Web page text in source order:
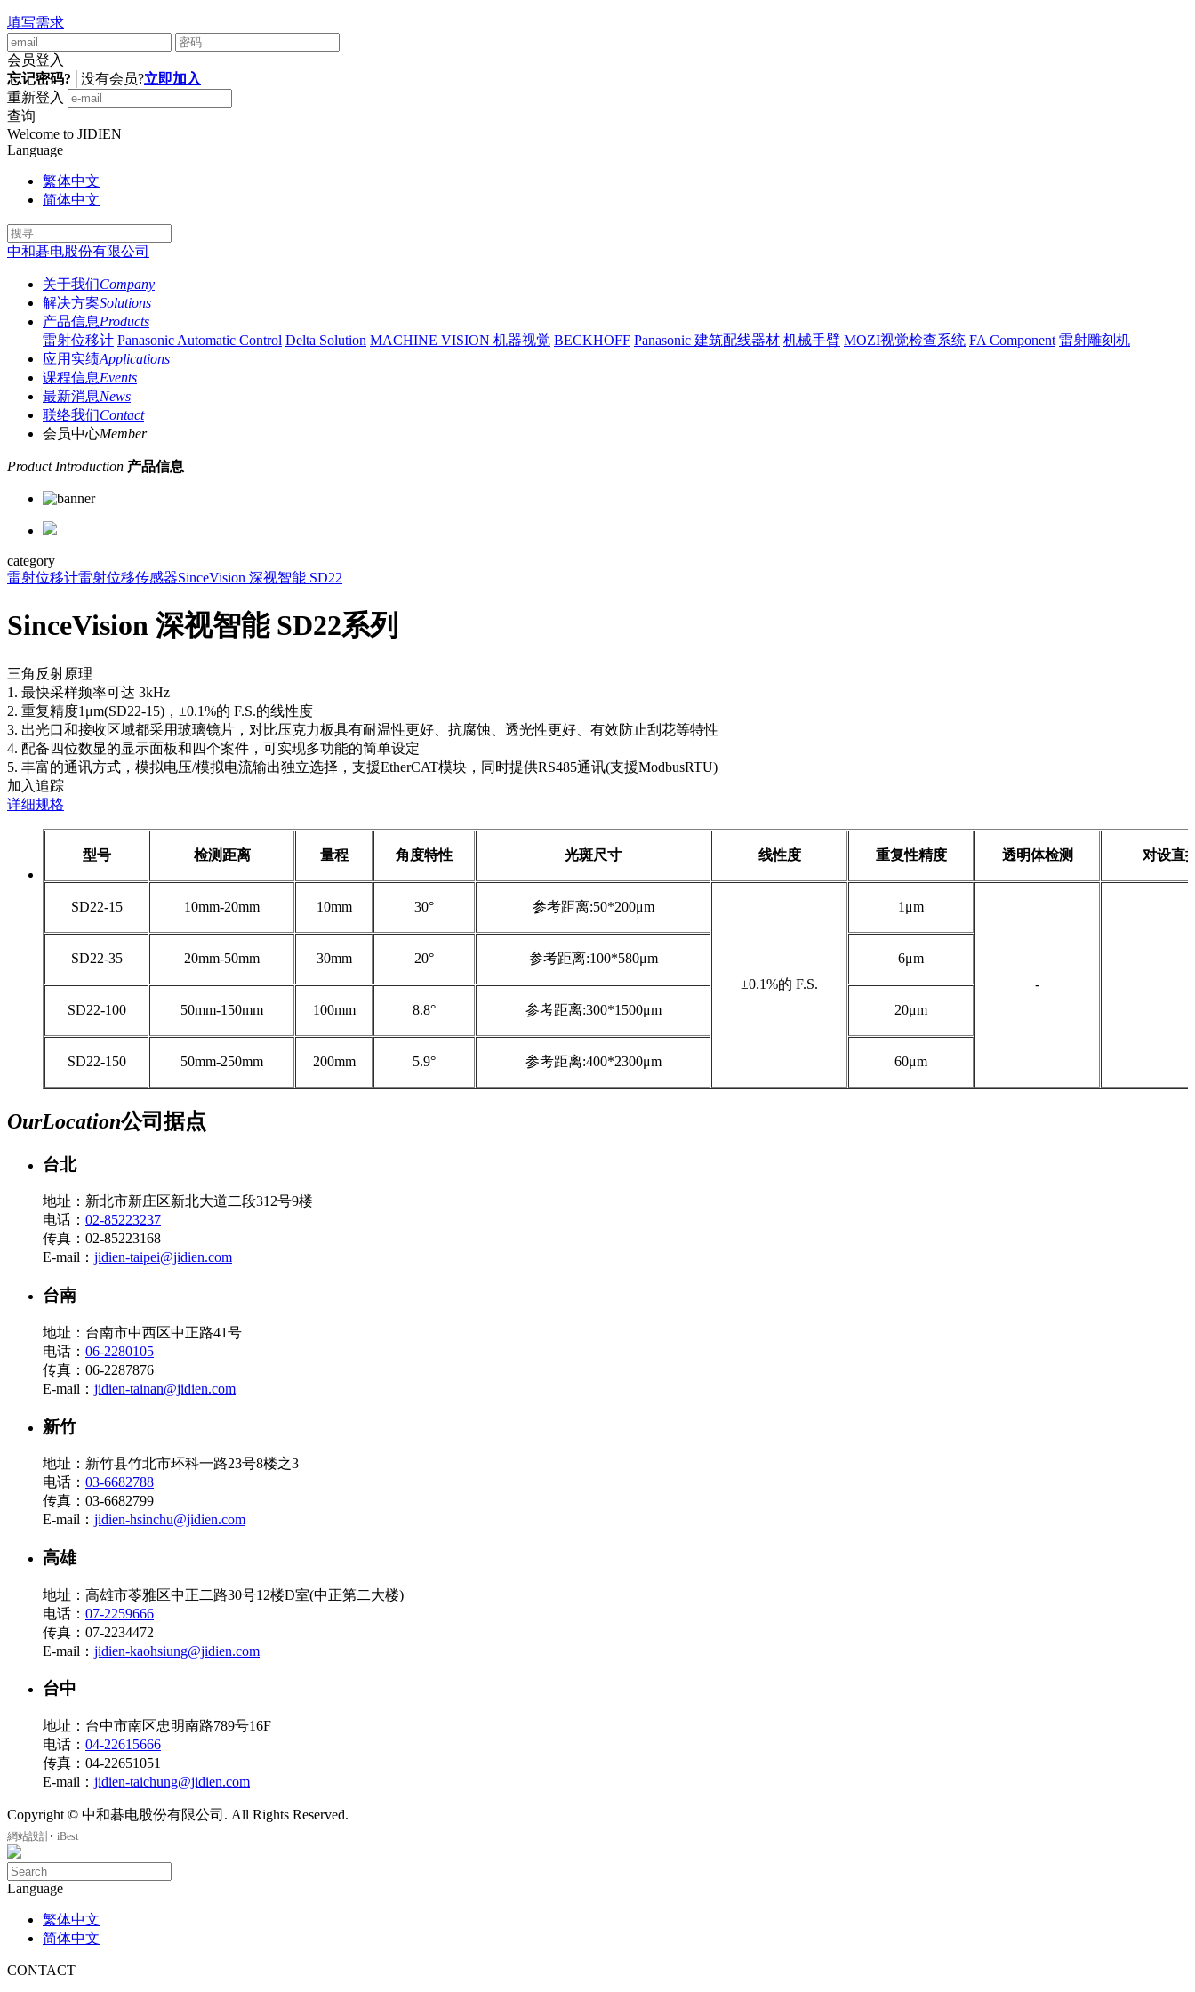
填写需求
会员登入
忘记密码?
没有会员?立即加入
重新登入
查询
Welcome to JIDIEN
Language
繁体中文
简体中文
中和碁电股份有限公司
关于我们Company
解决方案Solutions
产品信息Products
雷射位移计 Panasonic Automatic Control Delta Solution MACHINE VISION 机器视觉 BECKHOFF Panasonic 建筑配线器材 机械手臂 MOZI视觉检查系统 FA Component 雷射雕刻机
应用实绩Applications
课程信息Events
最新消息News
联络我们Contact
会员中心Member
Product Introduction 产品信息
category
雷射位移计雷射位移传感器SinceVision 深视智能 SD22
SinceVision 深视智能 SD22系列
三角反射原理
1. 最快采样频率可达 3kHz
2. 重复精度1μm(SD22-15)，±0.1%的 F.S.的线性度
3. 出光口和接收区域都采用玻璃镜片，对比压克力板具有耐温性更好、抗腐蚀、透光性更好、有效防止刮花等特性
4. 配备四位数显的显示面板和四个案件，可实现多功能的简单设定
5. 丰富的通讯方式，模拟电压/模拟电流输出独立选择，支援EtherCAT模块，同时提供RS485通讯(支援ModbusRTU)
加入追踪
详细规格
型号 检测距离 量程 角度特性 光斑尺寸 线性度 重复性精度 透明体检测 对设直
SD22-15 10mm-20mm 10mm 30° 参考距离:50*200μm
±0.1%的 F.S.
1μm
-
SD22-35 20mm-50mm 30mm 20° 参考距离:100*580μm 6μm
SD22-100 50mm-150mm 100mm 8.8° 参考距离:300*1500μm 20μm
SD22-150 50mm-250mm 200mm 5.9° 参考距离:400*2300μm 60μm
OurLocation公司据点
台北
地址：新北市新庄区新北大道二段312号9楼
电话： 02-85223237
传真：02-85223168
E-mail： jidien-taipei@jidien.com
台南
地址：台南市中西区中正路41号
电话： 06-2280105
传真：06-2287876
E-mail： jidien-tainan@jidien.com
新竹
地址：新竹县竹北市环科一路23号8楼之3
电话： 03-6682788
传真：03-6682799
E-mail： jidien-hsinchu@jidien.com
高雄
地址：高雄市苓雅区中正二路30号12楼D室(中正第二大楼)
电话： 07-2259666
传真：07-2234472
E-mail： jidien-kaohsiung@jidien.com
台中
地址：台中市南区忠明南路789号16F
电话： 04-22615666
传真：04-22651051
E-mail： jidien-taichung@jidien.com
Copyright © 中和碁电股份有限公司. All Rights Reserved.
網站設計‧ iBest
Language
繁体中文
简体中文
CONTACT